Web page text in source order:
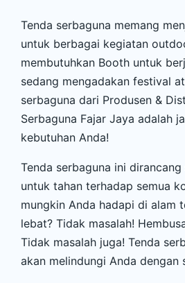
Tenda serbaguna memang
untuk berbagai kegiatan
membutuhkan Booth untuk
sedang mengadakan festival
serbaguna dari Produsen &
Serbaguna Fajar Jaya adalah
kebutuhan Anda!
Tenda serbaguna ini
untuk tahan terhadap semua
mungkin Anda hadapi di alam
lebat? Tidak masalah!
Tidak masalah juga! Tenda
akan melindungi Anda dengan